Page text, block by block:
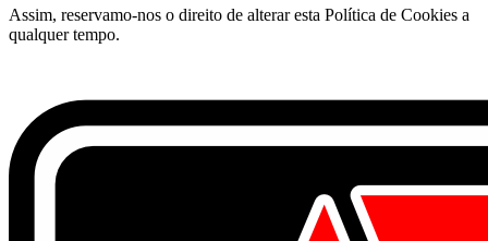
Assim, reservamo-nos o direito de alterar esta Política de Cookies a
qualquer tempo.